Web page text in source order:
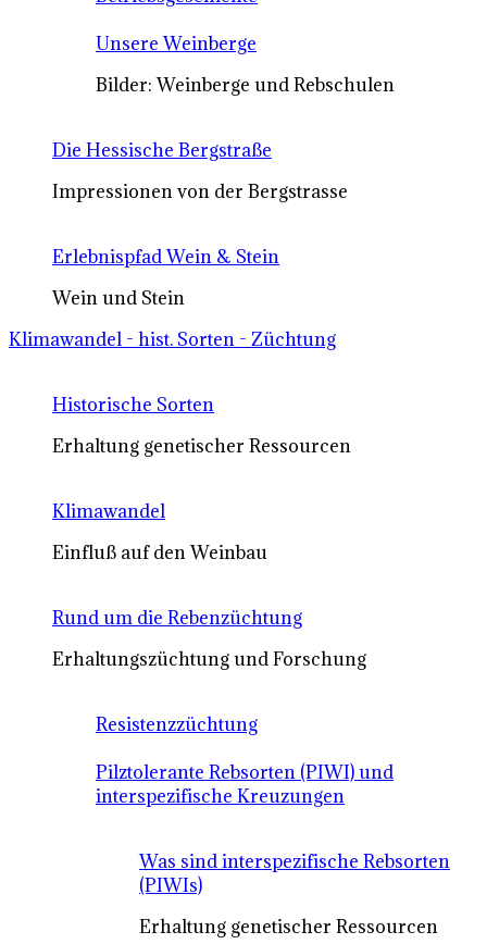
Unsere Weinberge
Bilder: Weinberge und Rebschulen
Die Hessische Bergstraße
Impressionen von der Bergstrasse
Erlebnispfad Wein & Stein
Wein und Stein
Klimawandel - hist. Sorten - Züchtung
Historische Sorten
Erhaltung genetischer Ressourcen
Klimawandel
Einfluß auf den Weinbau
Rund um die Rebenzüchtung
Erhaltungszüchtung und Forschung
Resistenzzüchtung
Pilztolerante Rebsorten (PIWI) und
interspezifische Kreuzungen
Was sind interspezifische Rebsorten
(PIWIs)
Erhaltung genetischer Ressourcen